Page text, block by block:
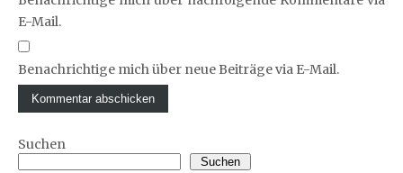
E-Mail.
Benachrichtige mich über neue Beiträge via E-Mail.
Suchen
Suchen